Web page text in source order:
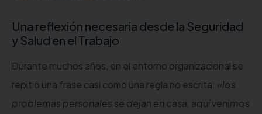
Una reflexión necesaria desde la Seguridad
y Salud en el Trabajo
Durante muchos años, en el entorno organizacional se
repitió una frase casi como una regla no escrita: «los
problemas personales se dejan en casa, aquí venimos